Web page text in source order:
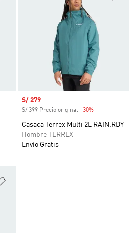
Precio de venta
S/ 279
S/ 399 Precio original -30%
Casaca Terrex Multi 2L RAIN.RDY
Hombre TERREX
Envío Gratis